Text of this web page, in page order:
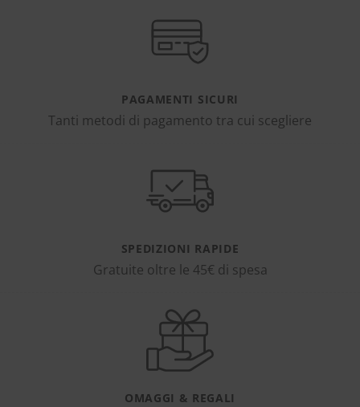
PAGAMENTI SICURI
Tanti metodi di pagamento tra cui scegliere
SPEDIZIONI RAPIDE
Gratuite oltre le 45€ di spesa
OMAGGI & REGALI